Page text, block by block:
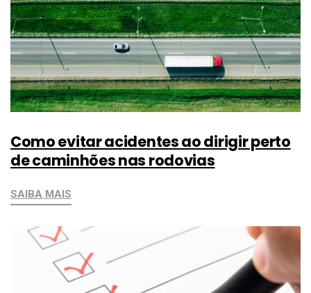
Como evitar acidentes ao dirigir perto
de caminhões nas rodovias
SAIBA MAIS